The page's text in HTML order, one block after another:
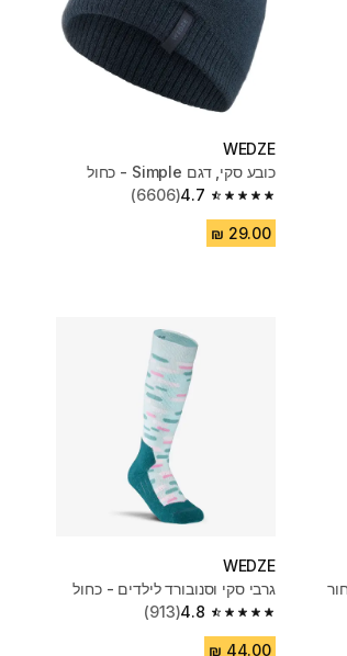
WEDZE
כובע סקי, דגם Simple - כחול
4.7
4.7 out of 5 stars from 6606 reviews
(6606)
WEDZE
גרבי סקי וסנובורד לילדים - כחול
4.8
4.8 out of 5 stars from 913 reviews
(913)